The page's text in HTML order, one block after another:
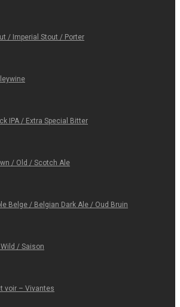
/ Imperial Stout / Porter
IPA / Extra Special Bitter
/ Old / Scotch Ale
Belge / Belgian Dark Ale / Oud Bruin
/ Saison
voir – Vivantes